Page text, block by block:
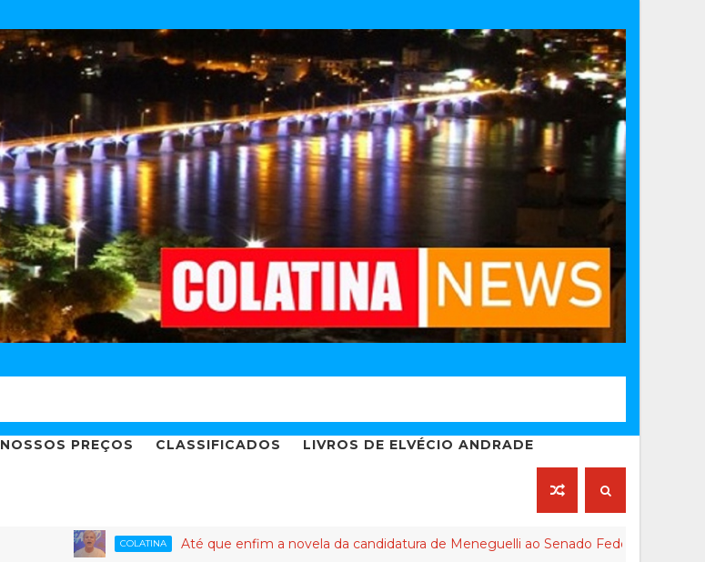
NOSSOS PREÇOS CLASSIFICADOS LIVROS DE ELVÉCIO ANDRADE
Até que enfim a novela da candidatura de Meneguelli ao Senado Federal chega ao final